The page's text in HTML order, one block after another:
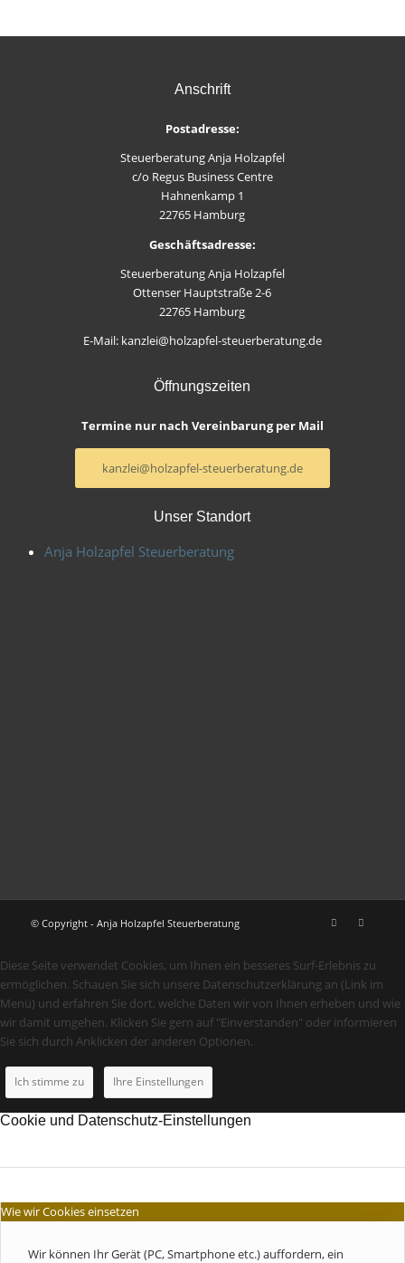
Anschrift
Postadresse:
Steuerberatung Anja Holzapfel
c/o Regus Business Centre
Hahnenkamp 1
22765 Hamburg
Geschäftsadresse:
Steuerberatung Anja Holzapfel
Ottenser Hauptstraße 2-6
22765 Hamburg
E-Mail: kanzlei@holzapfel-steuerberatung.de
Öffnungszeiten
Termine nur nach Vereinbarung per Mail
kanzlei@holzapfel-steuerberatung.de
Unser Standort
Anja Holzapfel Steuerberatung
© Copyright - Anja Holzapfel Steuerberatung
Diese Seite verwendet Cookies, um Ihnen ein besseres Surf-Erlebnis zu
ermöglichen. Schauen Sie sich unsere Datenschutzerklärung an (Link im
Menü) und erfahren Sie dort, welche Daten wir von Ihnen erheben und wie
wir damit umgehen. Klicken Sie gern auf "Einverstanden" oder informieren
Sie sich durch Anklicken der anderen Optionen.
Ich stimme zu Ihre Einstellungen
Cookie und Datenschutz-Einstellungen
Wie wir Cookies einsetzen
Wir können Ihr Gerät (PC, Smartphone etc.) auffordern, ein